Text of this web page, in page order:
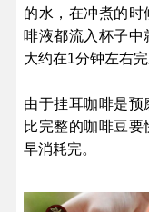
的水，在冲煮的
啡液都流入杯子
大约在1分钟左右完
由于挂耳咖啡是
比完整的咖啡豆
早消耗完。